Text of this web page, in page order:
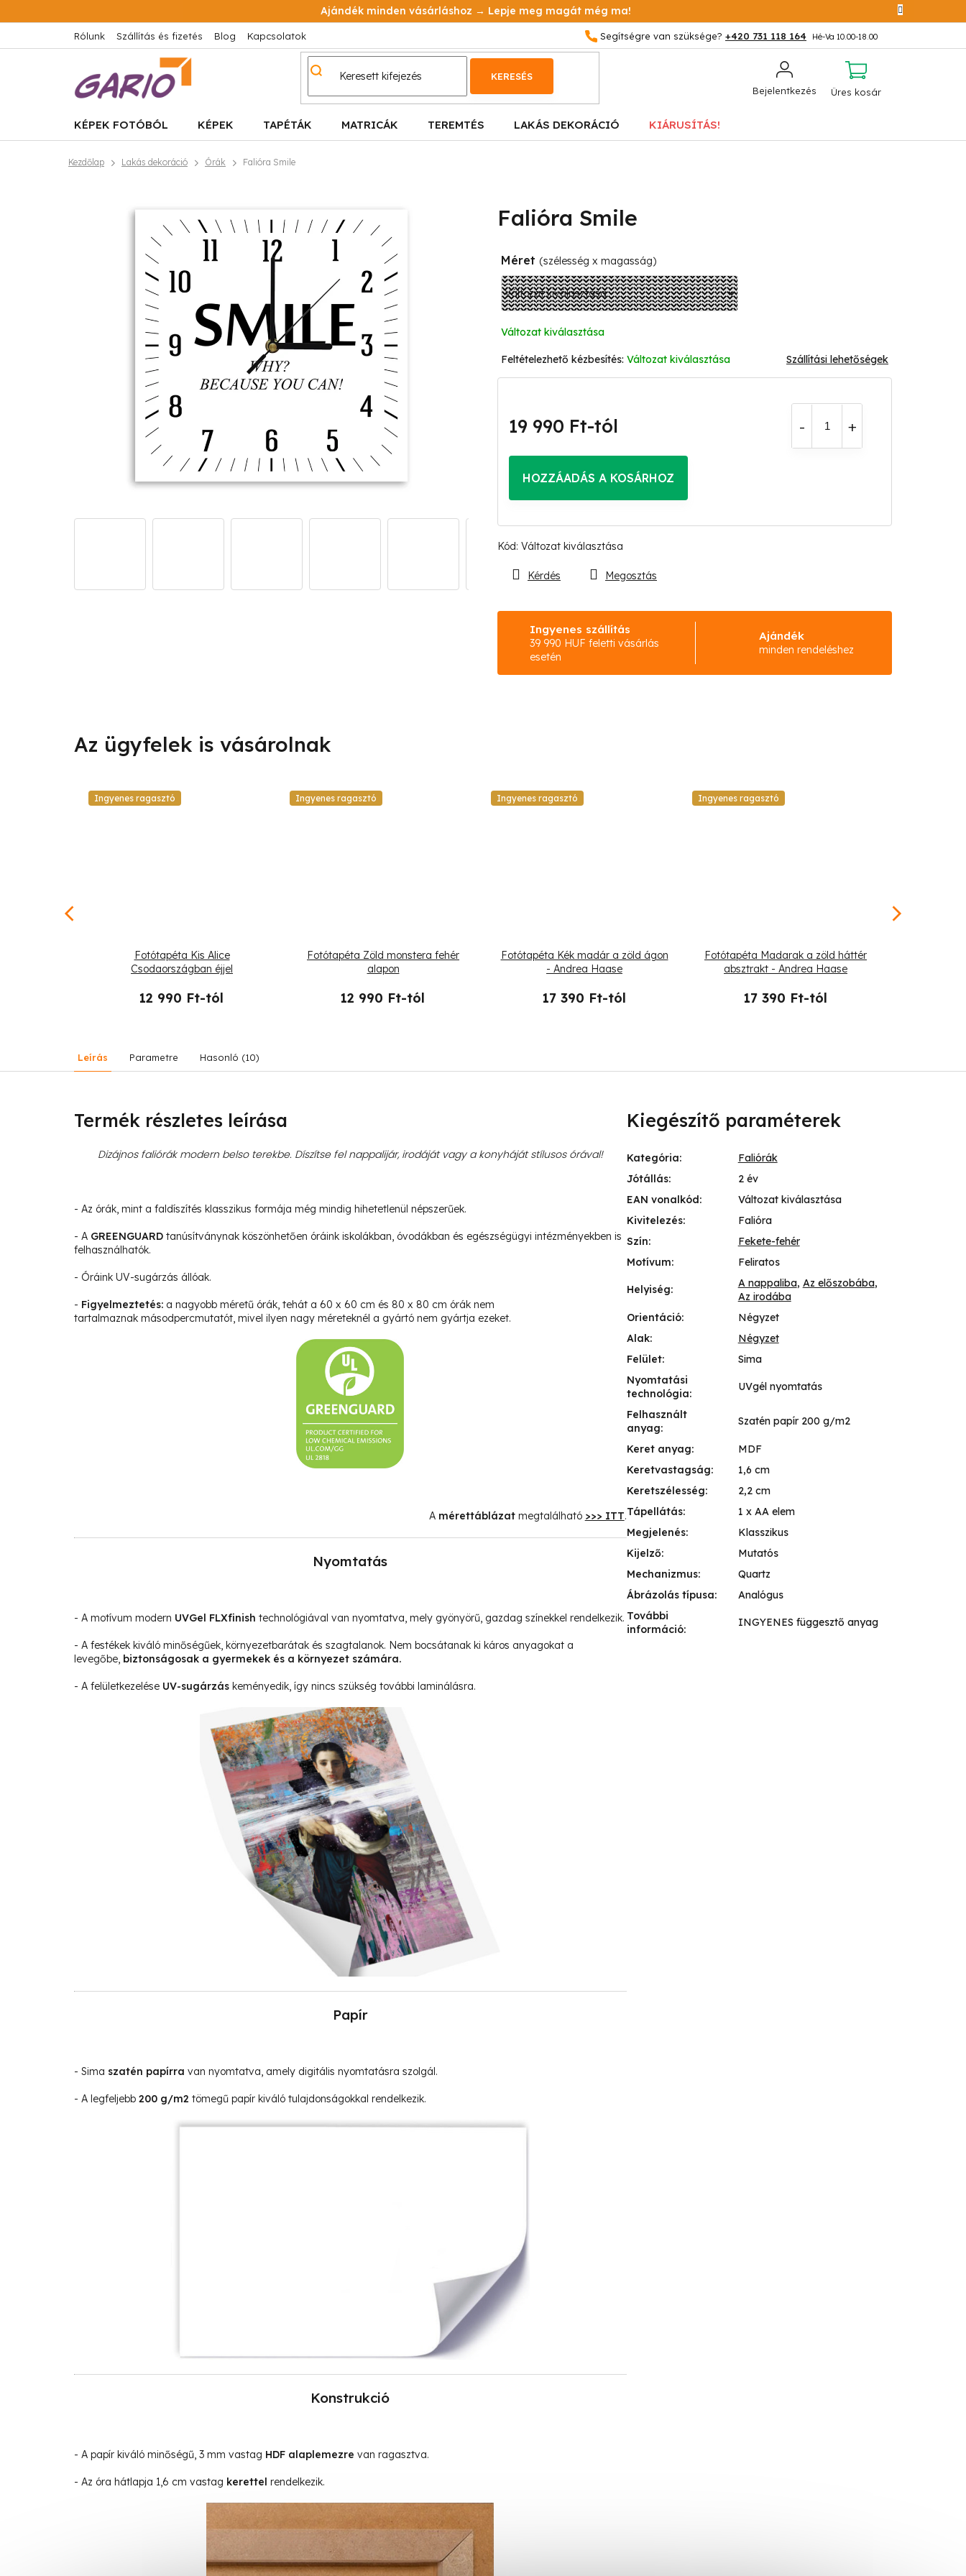
a
tartalomhoz
Ajándék minden vásárláshoz → Lepje meg magát még ma!
+420 731 118 164
Rólunk Szállítás és fizetés Blog Kapcsolatok
Bejelentkezés
KERESÉS
KOSÁR
Üres kosár
KÉPEK FOTÓBÓL KÉPEK TAPÉTÁK MATRICÁK TEREMTÉS LAKÁS DEKORÁCIÓ KIÁRUSÍTÁS!
Kezdőlap Lakás dekoráció Órák Falióra Smile
Falióra Smile
Kód: Változat kiválasztása
Méret (szélesség x magasság)
Változat kiválasztása
Változat kiválasztása Szállítási lehetőségek
19 990 Ft-tól
HOZZÁADÁS A KOSÁRHOZ
Ingyenes szállítás
39 990 HUF feletti vásárlás
esetén
Ajándék
minden rendeléshez
Kérdés Megosztás
Ingyenes ragasztó
Fotótapéta Kis Alice
Csodaországban éjjel
12 990 Ft-tól
Ingyenes ragasztó
Fotótapéta Zöld monstera fehér
alapon
12 990 Ft-tól
Ingyenes ragasztó
Fotótapéta Kék madár a zöld ágon
- Andrea Haase
17 390 Ft-tól
Ingyenes ragasztó
Fotótapéta Madarak a zöld háttér
absztrakt - Andrea Haase
17 390 Ft-tól
Leírás Parametre Hasonló (10)
Termék részletes leírása
Dizájnos faliórák modern belso terekbe. Díszítse fel nappalijár, irodáját vagy a konyháját stílusos órával!
- Az órák, mint a faldíszítés klasszikus formája még mindig hihetetlenül népszerűek.
- A GREENGUARD tanúsítványnak köszönhetően óráink iskolákban, óvodákban és egészségügyi intézményekben is
felhasználhatók.
- Óráink UV-sugárzás állóak.
- Figyelmeztetés: a nagyobb méretű órák, tehát a 60 x 60 cm és 80 x 80 cm órák nem
tartalmaznak másodpercmutatót, mivel ilyen nagy méreteknél a gyártó nem gyártja ezeket.
A mérettáblázat megtalálható >>> ITT.
Nyomtatás
- A motívum modern UVGel FLXfinish technológiával van nyomtatva, mely gyönyörű, gazdag színekkel rendelkezik.
- A festékek kiváló minőségűek, környezetbarátak és szagtalanok. Nem bocsátanak ki káros anyagokat a
levegőbe, biztonságosak a gyermekek és a környezet számára.
- A felületkezelése UV-sugárzás keményedik, így nincs szükség további laminálásra.
Papír
- Sima szatén papírra van nyomtatva, amely digitális nyomtatásra szolgál.
- A legfeljebb 200 g/m2 tömegű papír kiváló tulajdonságokkal rendelkezik.
Konstrukció
- A papír kiváló minőségű, 3 mm vastag HDF alaplemezre van ragasztva.
- Az óra hátlapja 1,6 cm vastag kerettel rendelkezik.
Kiegészítő paraméterek
Kategória:
Faliórák
Jótállás:
2 év
EAN vonalkód:
Változat kiválasztása
Kivitelezés:
Falióra
Szín:
Fekete-fehér
Motívum: Feliratos
Helyiség: A nappaliba, Az előszobába,
Az irodába
Orientáció:
Négyzet
Alak:
Négyzet
Felület:
Sima
Nyomtatási
technológia:
UVgél nyomtatás
Felhasznált
anyag:
Szatén papír 200 g/m2
Keret anyag:
MDF
Keretvastagság:
1,6 cm
Keretszélesség:
2,2 cm
Tápellátás:
1 x AA elem
Megjelenés:
Klasszikus
Kijelző:
Mutatós
Mechanizmus:
Quartz
Ábrázolás típusa:
Analógus
További
információ:
INGYENES függesztő anyag